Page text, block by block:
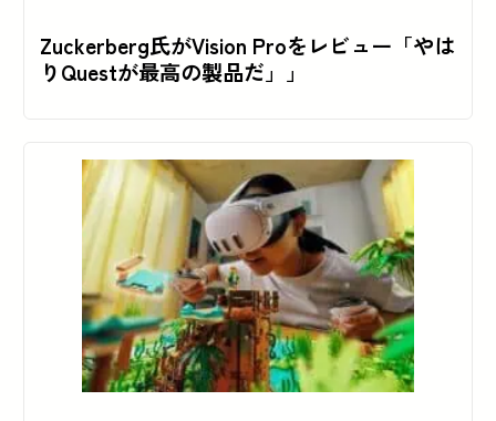
Zuckerberg氏がVision Proをレビュー「やは
りQuestが最高の製品だ」」